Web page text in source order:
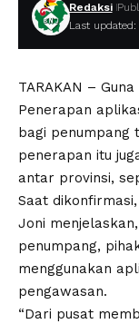
Last
Redaksi
TARAKAN –
Penerapan
bagi penumpang
penerapan itu
antar provinsi,
Saat
Joni
penumpang,
menggunakan
pengawasan.
“Dari pusat